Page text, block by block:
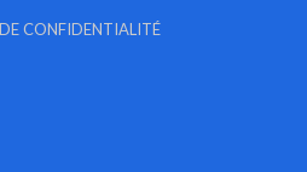
CONFIDENTIALITÉ